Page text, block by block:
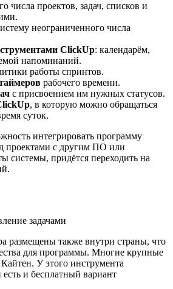
числа проектов, задач, списков и
неограниченного числа
ClickUp: календарём,
напоминаний.
работы спринтов.
рабочего времени.
с присвоением им нужных статусов.
, в которую можно обращаться
суток.
интегрировать программу
проектами с другим ПО или
системы, придётся переходить на
размещены также внутри страны, что
для программы. Многие крупные
У этого инструмента
и бесплатный вариант